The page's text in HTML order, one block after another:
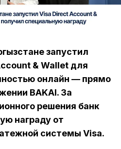
запустил
& Wallet для
онлайн — прямо
BAKAI. За
решения банк
награду от
системы Visa.